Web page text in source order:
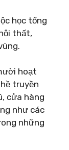
học tổng
thất,
hoạt
truyền
cửa hàng
như các
những